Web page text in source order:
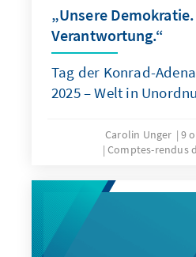
„Unsere
Verantwortung.“
Tag der Konrad-
2025 – Welt in
Carolin Unger
9
Comptes-rendus